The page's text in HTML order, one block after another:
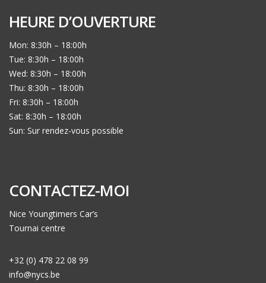
HEURE D’OUVERTURE
Mon: 8:30h – 18:00h
Tue: 8:30h – 18:00h
Wed: 8:30h – 18:00h
Thu: 8:30h – 18:00h
Fri: 8:30h – 18:00h
Sat: 8:30h – 18:00h
Sun: Sur rendez-vous possible
CONTACTEZ-MOI
Nice Youngtimers Car’s
Tournai centre
+32 (0) 478 22 08 99
info@nycs.be